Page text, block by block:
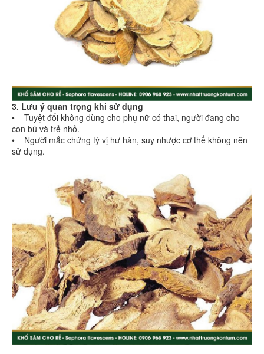
3. Lưu ý quan trọng khi sử dụng
• Tuyệt đối không dùng cho phụ nữ có thai, người đang cho
con bú và trẻ nhỏ.
• Người mắc chứng tỳ vị hư hàn, suy nhược cơ thể không nên
sử dụng.